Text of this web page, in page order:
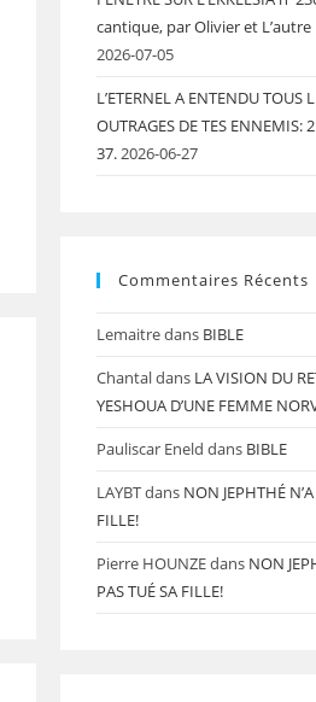
cantique, par Olivier et
2026-07-05
L’ETERNEL A ENTENDU TOUS
OUTRAGES DE TES ENNEMIS:
37.2026-06-27
Commentaires Récents
Lemaitredans BIBLE
Chantaldans LA VISION DU
YESHOUA D’UNE FEMME
Pauliscar Eneld dans BIBLE
LAYBTdans NON JEPHTHÉ
FILLE!
Pierre HOUNZEdans NON
PAS TUÉ SA FILLE!